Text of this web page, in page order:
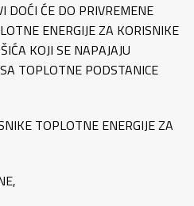
DOĆI ĆE DO PRIVREMENE
ENERGIJE ZA KORISNIKE
KOJI SE NAPAJAJU
TOPLOTNE PODSTANICE
TOPLOTNE ENERGIJE ZA